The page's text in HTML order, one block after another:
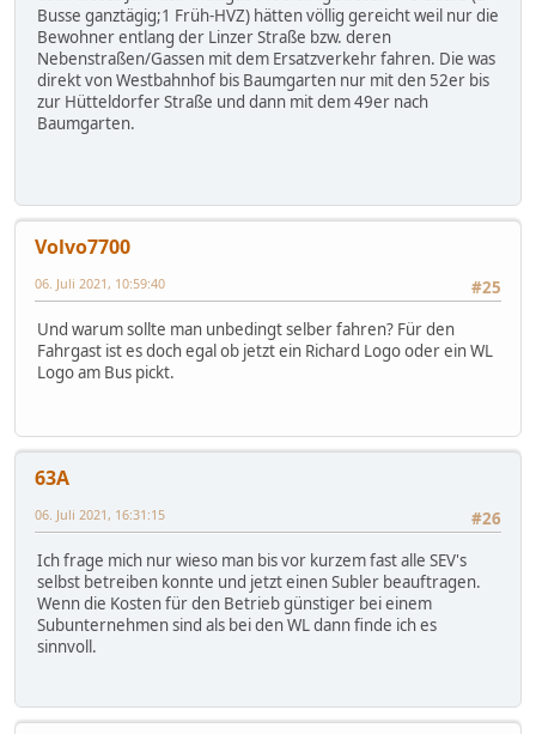
Busse ganztägig;1 Früh-HVZ) hätten völlig gereicht weil nur die
Bewohner entlang der Linzer Straße bzw. deren
Nebenstraßen/Gassen mit dem Ersatzverkehr fahren. Die was
direkt von Westbahnhof bis Baumgarten nur mit den 52er bis
zur Hütteldorfer Straße und dann mit dem 49er nach
Baumgarten.
Volvo7700
#25
06. Juli 2021, 10:59:40
Und warum sollte man unbedingt selber fahren? Für den
Fahrgast ist es doch egal ob jetzt ein Richard Logo oder ein WL
Logo am Bus pickt.
63A
#26
06. Juli 2021, 16:31:15
Ich frage mich nur wieso man bis vor kurzem fast alle SEV's
selbst betreiben konnte und jetzt einen Subler beauftragen.
Wenn die Kosten für den Betrieb günstiger bei einem
Subunternehmen sind als bei den WL dann finde ich es
sinnvoll.